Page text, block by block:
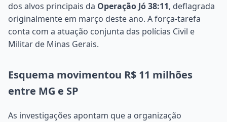
dos alvos principais da Operação Jó 38:11, deflagrada
originalmente em março deste ano. A força-tarefa
conta com a atuação conjunta das polícias Civil e
Militar de Minas Gerais.
Esquema movimentou R$ 11 milhões
entre MG e SP
As investigações apontam que a organização